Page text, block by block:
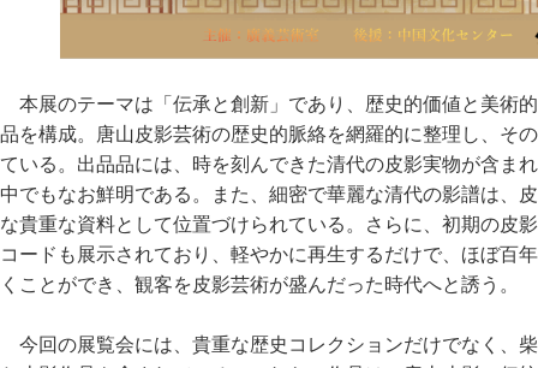
本展のテーマは「伝承と創新」であり、歴史的価値と美術
品を構成。唐山皮影芸術の歴史的脈絡を網羅的に整理し、そ
ている。出品品には、時を刻んできた清代の皮影実物が含ま
中でもなお鮮明である。また、細密で華麗な清代の影譜は、
な貴重な資料として位置づけられている。さらに、初期の皮
コードも展示されており、軽やかに再生するだけで、ほぼ百
くことができ、観客を皮影芸術が盛んだった時代へと誘う。
今回の展覧会には、貴重な歴史コレクションだけでなく、